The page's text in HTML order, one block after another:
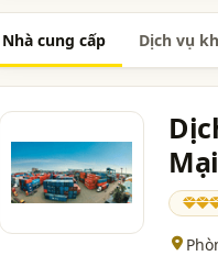
Nhà cung cấp Dịch vụ